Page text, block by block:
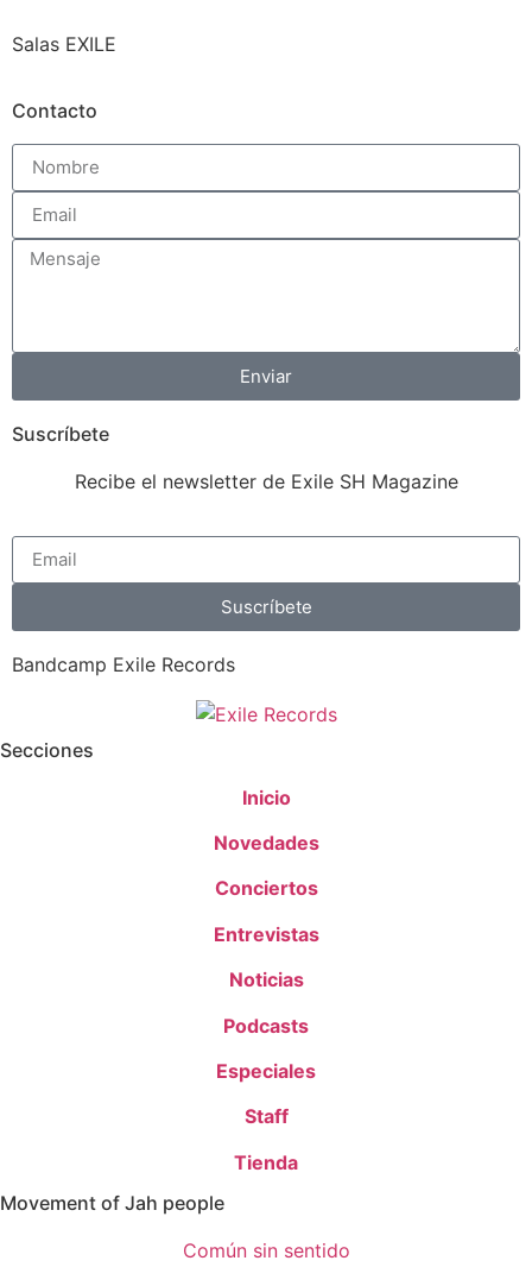
Salas EXILE
Contacto
Enviar
Suscríbete
Recibe el newsletter de Exile SH Magazine
Suscríbete
Bandcamp Exile Records
Secciones
Inicio
Novedades
Conciertos
Entrevistas
Noticias
Podcasts
Especiales
Staff
Tienda
Movement of Jah people
Común sin sentido